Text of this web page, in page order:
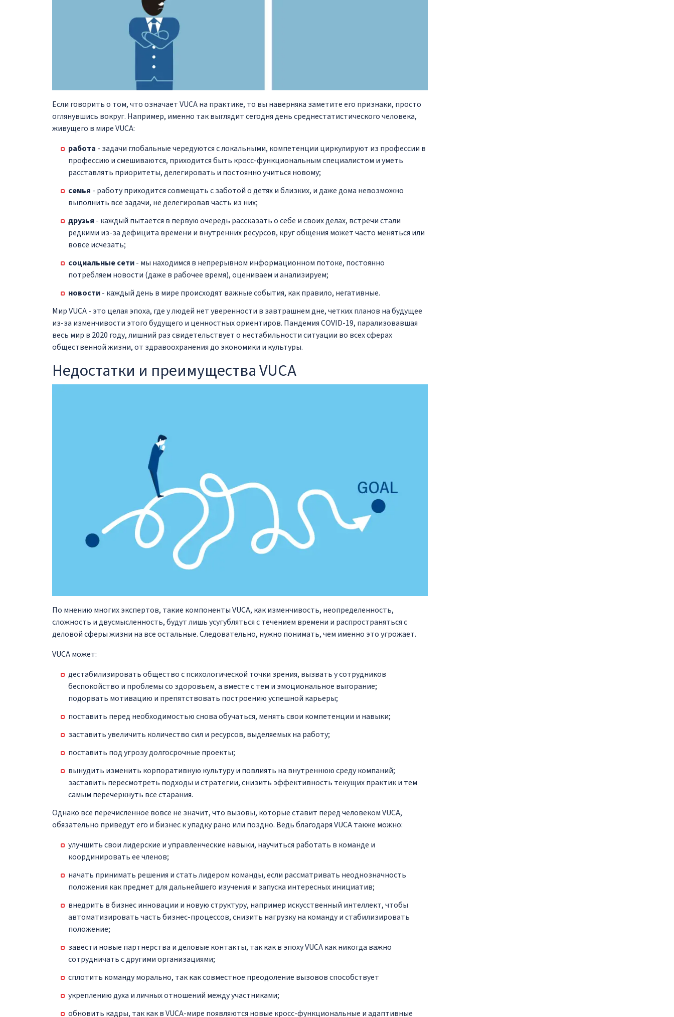
Если говорить о том, что означает VUCA на практике, то вы наверняка заметите его признаки, просто
оглянувшись вокруг. Например, именно так выглядит сегодня день среднестатистического человека,
живущего в мире VUCA:
работа - задачи глобальные чередуются с локальными, компетенции циркулируют из профессии в
профессию и смешиваются, приходится быть кросс-функциональным специалистом и уметь
расставлять приоритеты, делегировать и постоянно учиться новому;
семья - работу приходится совмещать с заботой о детях и близких, и даже дома невозможно
выполнить все задачи, не делегировав часть из них;
друзья - каждый пытается в первую очередь рассказать о себе и своих делах, встречи стали
редкими из-за дефицита времени и внутренних ресурсов, круг общения может часто меняться или
вовсе исчезать;
социальные сети- мы находимся в непрерывном информационном потоке, постоянно
потребляем новости (даже в рабочее время), оцениваем и анализируем;
новости- каждый день в мире происходят важные события, как правило, негативные.
Мир VUCA - это целая эпоха, где у людей нет уверенности в завтрашнем дне, четких планов на будущее
из-за изменчивости этого будущего и ценностных ориентиров. Пандемия COVID-19, парализовавшая
весь мир в 2020 году, лишний раз свидетельствует о нестабильности ситуации во всех сферах
общественной жизни, от здравоохранения до экономики и культуры.
Недостатки и преимущества VUCA
По мнению многих экспертов, такие компоненты VUCA, как изменчивость, неопределенность,
сложность и двусмысленность, будут лишь усугубляться с течением времени и распространяться с
деловой сферы жизни на все остальные. Следовательно, нужно понимать, чем именно это угрожает.
VUCA может:
дестабилизировать общество с психологической точки зрения, вызвать у сотрудников
беспокойство и проблемы со здоровьем, а вместе с тем и эмоциональное выгорание;
подорвать мотивацию и препятствовать построению успешной карьеры;
поставить перед необходимостью снова обучаться, менять свои компетенции и навыки;
заставить увеличить количество сил и ресурсов, выделяемых на работу;
поставить под угрозу долгосрочные проекты;
вынудить изменить корпоративную культуру и повлиять на внутреннюю среду компаний;
заставить пересмотреть подходы и стратегии, снизить эффективность текущих практик и тем
самым перечеркнуть все старания.
Однако все перечисленное вовсе не значит, что вызовы, которые ставит перед человеком VUCA,
обязательно приведут его и бизнес к упадку рано или поздно. Ведь благодаря VUCA также можно:
улучшить свои лидерские и управленческие навыки, научиться работать в команде и
координировать ее членов;
начать принимать решения и стать лидером команды, если рассматривать неоднозначность
положения как предмет для дальнейшего изучения и запуска интересных инициатив;
внедрить в бизнес инновации и новую структуру, например искусственный интеллект, чтобы
автоматизировать часть бизнес-процессов, снизить нагрузку на команду и стабилизировать
положение;
завести новые партнерства и деловые контакты, так как в эпоху VUCA как никогда важно
сотрудничать с другими организациями;
сплотить команду морально, так как совместное преодоление вызовов способствует
укреплению духа и личных отношений между участниками;
обновить кадры, так как в VUCA-мире появляются новые кросс-функциональные и адаптивные